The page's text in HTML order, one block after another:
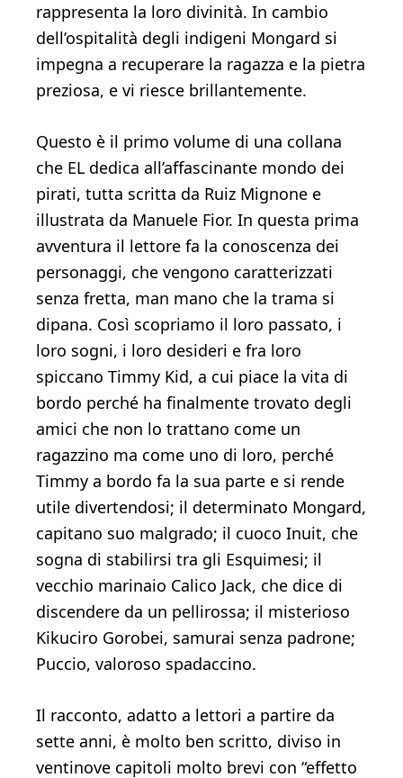
rappresenta la loro divinità. In cambio
dell’ospitalità degli indigeni Mongard si
impegna a recuperare la ragazza e la pietra
preziosa, e vi riesce brillantemente.
Questo è il primo volume di una collana
che EL dedica all’affascinante mondo dei
pirati, tutta scritta da Ruiz Mignone e
illustrata da Manuele Fior. In questa prima
avventura il lettore fa la conoscenza dei
personaggi, che vengono caratterizzati
senza fretta, man mano che la trama si
dipana. Così scopriamo il loro passato, i
loro sogni, i loro desideri e fra loro
spiccano Timmy Kid, a cui piace la vita di
bordo perché ha finalmente trovato degli
amici che non lo trattano come un
ragazzino ma come uno di loro, perché
Timmy a bordo fa la sua parte e si rende
utile divertendosi; il determinato Mongard,
capitano suo malgrado; il cuoco Inuit, che
sogna di stabilirsi tra gli Esquimesi; il
vecchio marinaio Calico Jack, che dice di
discendere da un pellirossa; il misterioso
Kikuciro Gorobei, samurai senza padrone;
Puccio, valoroso spadaccino.
Il racconto, adatto a lettori a partire da
sette anni, è molto ben scritto, diviso in
ventinove capitoli molto brevi con “effetto